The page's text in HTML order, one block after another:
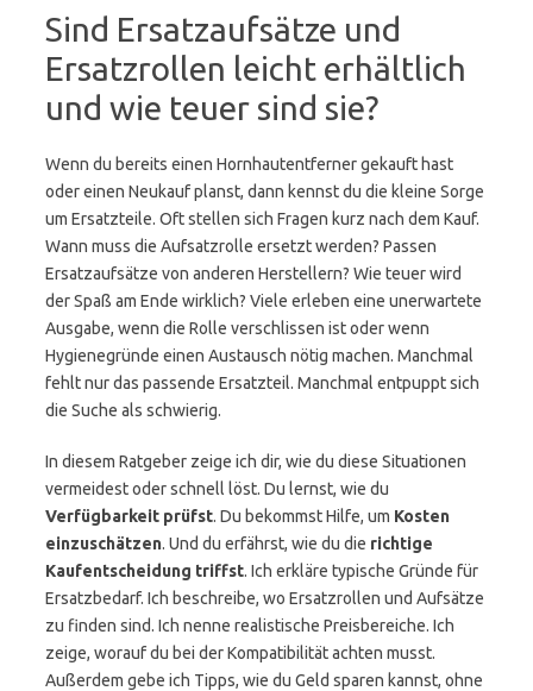
Sind Ersatzaufsätze und
Ersatzrollen leicht erhältlich
und wie teuer sind sie?
Wenn du bereits einen Hornhautentferner gekauft hast
oder einen Neukauf planst, dann kennst du die kleine Sorge
um Ersatzteile. Oft stellen sich Fragen kurz nach dem Kauf.
Wann muss die Aufsatzrolle ersetzt werden? Passen
Ersatzaufsätze von anderen Herstellern? Wie teuer wird
der Spaß am Ende wirklich? Viele erleben eine unerwartete
Ausgabe, wenn die Rolle verschlissen ist oder wenn
Hygienegründe einen Austausch nötig machen. Manchmal
fehlt nur das passende Ersatzteil. Manchmal entpuppt sich
die Suche als schwierig.
In diesem Ratgeber zeige ich dir, wie du diese Situationen
vermeidest oder schnell löst. Du lernst, wie du
Verfügbarkeit prüfst. Du bekommst Hilfe, um Kosten
einzuschätzen. Und du erfährst, wie du die richtige
Kaufentscheidung triffst. Ich erkläre typische Gründe für
Ersatzbedarf. Ich beschreibe, wo Ersatzrollen und Aufsätze
zu finden sind. Ich nenne realistische Preisbereiche. Ich
zeige, worauf du bei der Kompatibilität achten musst.
Außerdem gebe ich Tipps, wie du Geld sparen kannst, ohne